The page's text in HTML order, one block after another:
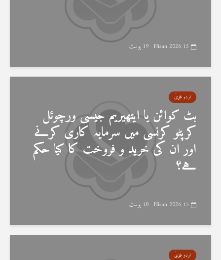
15 Nisan 2026 19 پوسٹ
اردو فتویٰ
بٹ کوائن یا ایتھیریم جیسی ورچوئل
کرپٹو کرنسی میں سرمایہ کاری کرنے
اور ان کی خرید و فروخت کا کیا حکم
ہے؟
15 Nisan 2026 10 پوسٹ
اردو فتویٰ